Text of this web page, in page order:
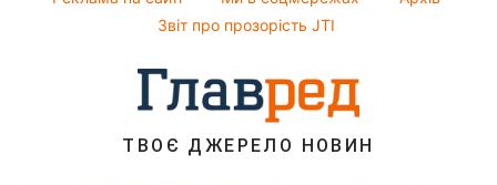
Звіт про прозорість JTI
ТВОЄ ДЖЕРЕЛО НОВИН